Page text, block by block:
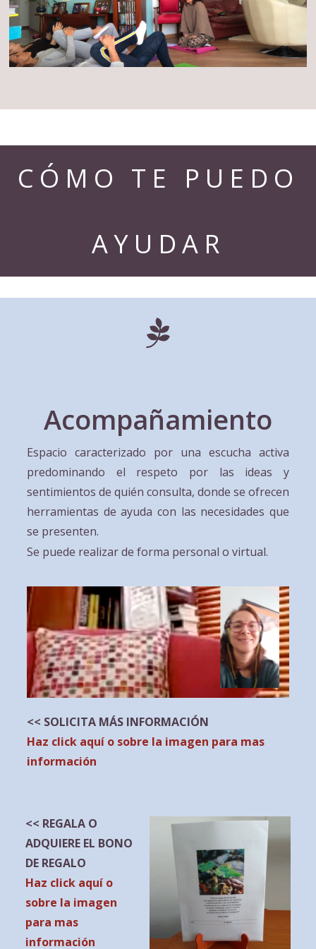
CÓMO TE PUEDO
AYUDAR
Acompañamiento
Espacio caracterizado por una escucha activa
predominando el respeto por las ideas y
sentimientos de quién consulta, donde se ofrecen
herramientas de ayuda con las necesidades que
se presenten.
Se puede realizar de forma personal o virtual.
<< SOLICITA MÁS INFORMACIÓN
Haz click aquí o sobre la imagen para mas
información
<< REGALA O
ADQUIERE EL BONO
DE REGALO
Haz click aquí o
sobre la imagen
para mas
información